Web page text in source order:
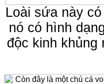
Loài sứa này
nó có hình
độc kinh